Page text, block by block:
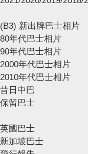
(B3) 新出牌巴士相片
80年代巴士相片
90年代巴士相片
2000年代巴士相片
2010年代巴士相片
昔日中巴
保留巴士
英國巴士
新加坡巴士